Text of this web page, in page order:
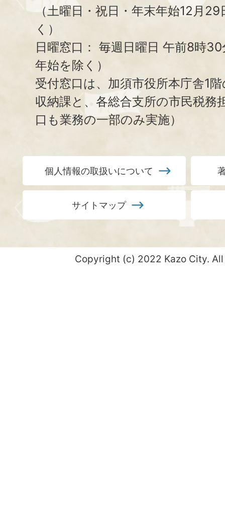
（土曜日・祝日・年末年始12月
く）
日曜窓口： 毎週日曜日 午前8時
年始を除く）
受付窓口は、加須市役所本庁舎1
収納課と、 各総合支所の市民税務
口も業務の一部のみ実施）
個人情報の取扱いについて
サイトマップ
Copyright (c) 2022 Kazo City.